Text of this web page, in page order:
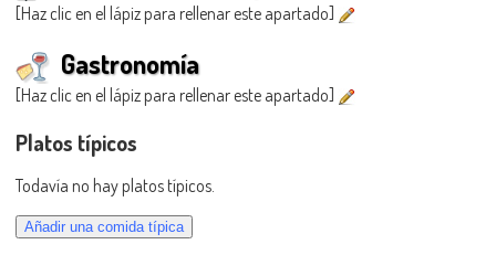
[Haz clic en el lápiz para rellenar este apartado]
Gastronomía
[Haz clic en el lápiz para rellenar este apartado]
Platos típicos
Todavía no hay platos típicos.